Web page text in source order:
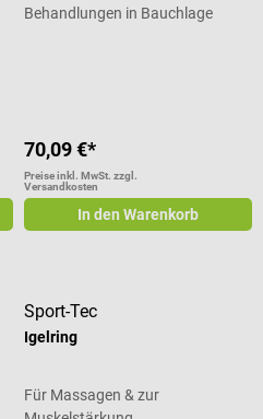
Behandlungen in Bauchlage
70,09 €*
Preise inkl. MwSt. zzgl.
Versandkosten
In den Warenkorb
Sport-Tec
Igelring
Für Massagen & zur